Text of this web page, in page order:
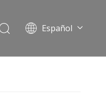
Español
Pусский